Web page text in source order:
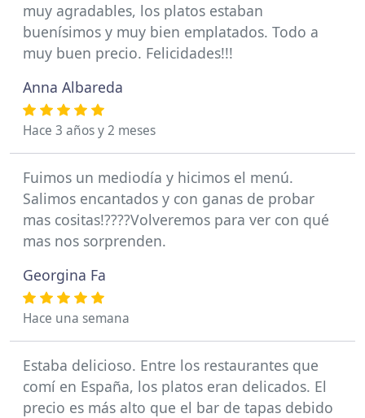
muy agradables, los platos estaban
buenísimos y muy bien emplatados. Todo a
muy buen precio. Felicidades!!!
Anna Albareda
Hace 3 años y 2 meses
Fuimos un mediodía y hicimos el menú.
Salimos encantados y con ganas de probar
mas cositas!????Volveremos para ver con qué
mas nos sorprenden.
Georgina Fa
Hace una semana
Estaba delicioso. Entre los restaurantes que
comí en España, los platos eran delicados. El
precio es más alto que el bar de tapas debido